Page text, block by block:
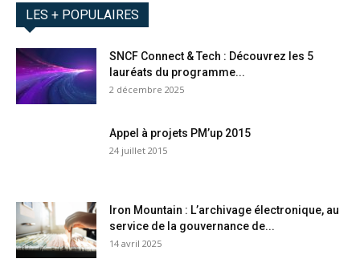
LES + POPULAIRES
SNCF Connect & Tech : Découvrez les 5
lauréats du programme...
2 décembre 2025
Appel à projets PM’up 2015
24 juillet 2015
Iron Mountain : L’archivage électronique, au
service de la gouvernance de...
14 avril 2025